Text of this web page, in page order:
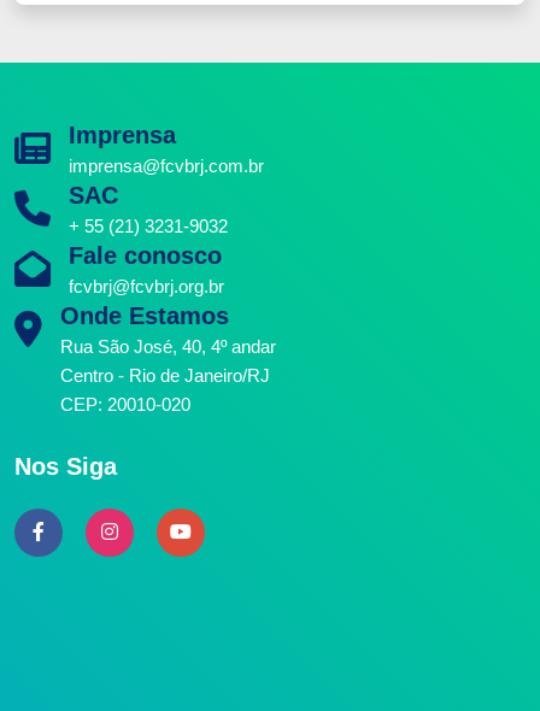
Imprensa
imprensa@fcvbrj.com.br
SAC
+ 55 (21) 3231-9032
Fale conosco
fcvbrj@fcvbrj.org.br
Onde Estamos
Rua São José, 40, 4º andar
Centro - Rio de Janeiro/RJ
CEP: 20010-020
Nos Siga